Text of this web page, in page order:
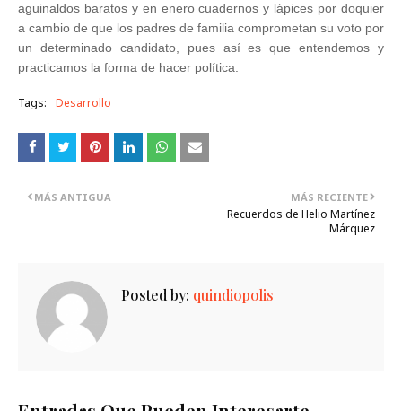
aguinaldos baratos y en enero cuadernos y lápices por doquier
a cambio de que los padres de familia comprometan su voto por
un determinado candidato, pues así es que entendemos y
practicamos la forma de hacer política.
Tags: Desarrollo
MÁS RECIENTE
Recuerdos de Helio Martínez
Márquez
MÁS ANTIGUA
Posted by: quindiopolis